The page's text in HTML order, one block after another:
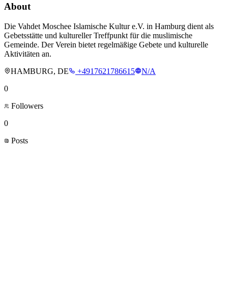
About
Die Vahdet Moschee Islamische Kultur e.V. in Hamburg dient als
Gebetsstätte und kultureller Treffpunkt für die muslimische
Gemeinde. Der Verein bietet regelmäßige Gebete und kulturelle
Aktivitäten an.
HAMBURG, DE
+4917621786615
N/A
0
Followers
0
Posts